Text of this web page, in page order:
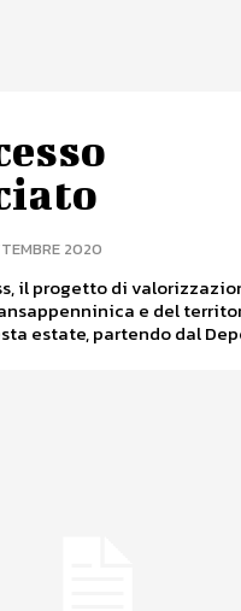
2020
il progetto di
e del
estate, partendo dal